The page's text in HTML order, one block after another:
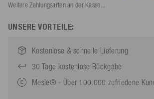
Weitere Zahlungsarten an der Kasse...
UNSERE VORTEILE:
Kostenlose & schnelle Lieferung
30 Tage kostenlose Rückgabe
Mesle® - Über 100.000 zufriedene